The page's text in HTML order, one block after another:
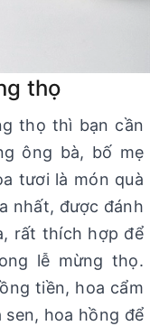
thọ
thọ thì bạn cần
ông bà, bố mẹ
tươi là món quà
nhất, được đánh
rất thích hợp để
lễ mừng thọ.
tiền, hoa cẩm
hoa hồng để